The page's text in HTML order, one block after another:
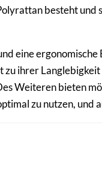
besteht
eine
zu ihrer
Weiteren bieten
zu nutzen, und